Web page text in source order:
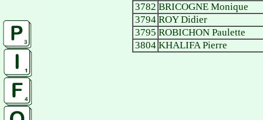
3782 BRICOGNE Monique
3794 ROY Didier
3795 ROBICHON Paulette
3804 KHALIFA Pierre